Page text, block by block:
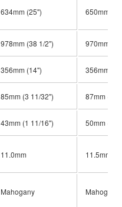
634mm (25") 650mm
978mm (38 1/2") 970mm
356mm (14") 356mm
85mm (3 11/32") 87mm (3
43mm (1 11/16") 50mm (1
11.0mm 11.5mm
Mahogany Mahogany